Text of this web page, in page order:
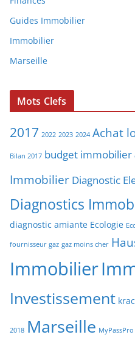
Guides Immobilier
Immobilier
Marseille
Mots Clefs
2017 2022 2023 2024 Achat
Bilan 2017 budget immobilier
Immobilier Diagnostic
Diagnostics
diagnostic amiante Ecologie
fournisseur gaz gaz moins cher
Immobilier
Investissement
2018 Marseille MyPassPro